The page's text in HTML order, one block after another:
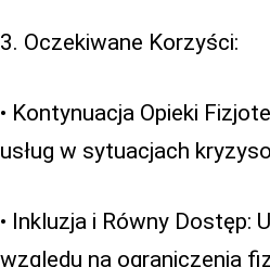
3. Oczekiwane Korzyści:
• Kontynuacja Opieki
usług w sytuacjach
• Inkluzja i Równy Dostęp:
względu na ograniczenia